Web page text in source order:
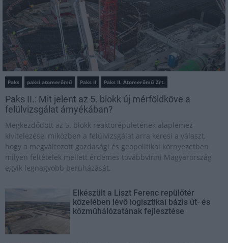
Paks paksi atomerőmű Paks II Paks II. Atomerőmű Zrt.
Paks II.: Mit jelent az 5. blokk új mérföldköve a
felülvizsgálat árnyékában?
Megkezdődött az 5. blokk reaktorépületének alaplemez-
kivitelezése, miközben a felülvizsgálat arra keresi a választ,
hogy a megváltozott gazdasági és geopolitikai környezetben
milyen feltételek mellett érdemes továbbvinni Magyarország
egyik legnagyobb beruházását.
Elkészült a Liszt Ferenc repülőtér
közelében lévő logisztikai bázis út- és
közműhálózatának fejlesztése